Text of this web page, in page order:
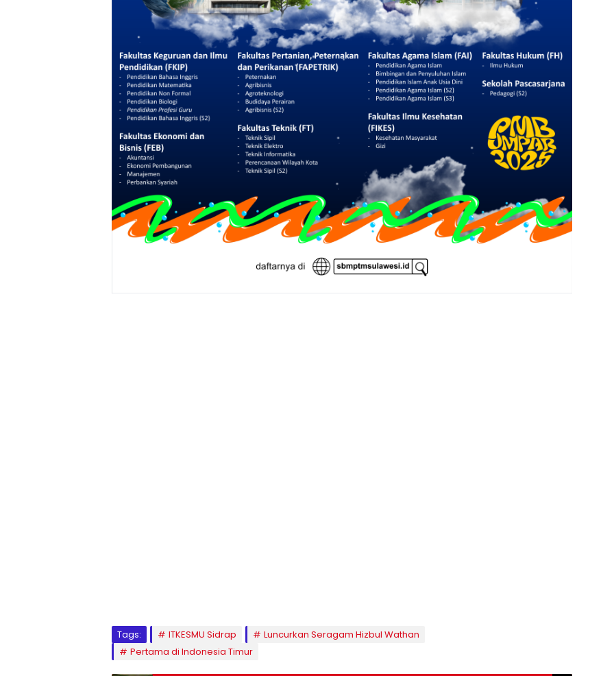
Klik Banner UNISMUH MAKASSAR
Tags: ITKESMU Sidrap
Luncurkan Seragam Hizbul Wathan
Pertama di Indonesia Timur